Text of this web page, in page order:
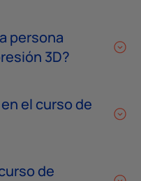
persona
3D?
el curso de
de